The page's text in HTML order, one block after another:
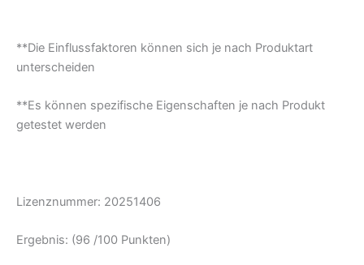
**Die Einflussfaktoren können sich je nach Produktart
unterscheiden
**Es können spezifische Eigenschaften je nach Produkt
getestet werden
Lizenznummer: 20251406
Ergebnis: (96 /100 Punkten)